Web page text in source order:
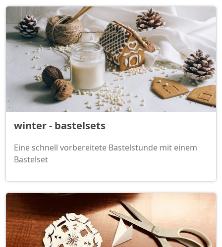
winter - bastelsets
Eine schnell vorbereitete Bastelstunde mit einem
Bastelset